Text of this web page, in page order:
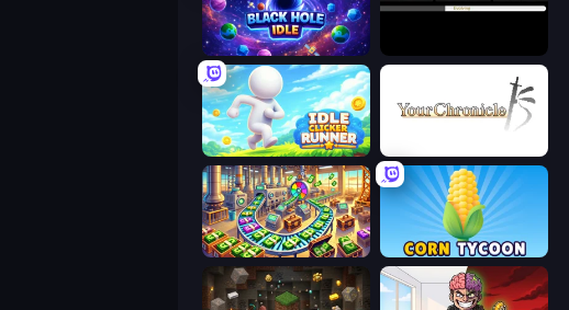
Black Hole Idle
Idle Clicker Runner
Money Factory: Tycoon Idle Game Corn Tycoon